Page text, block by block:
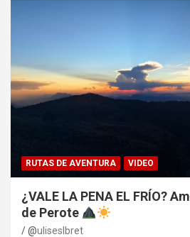
RUTAS DE AVENTURA VIDEO
¿VALE LA PENA EL FRÍO?
de Perote
@uliseslbret